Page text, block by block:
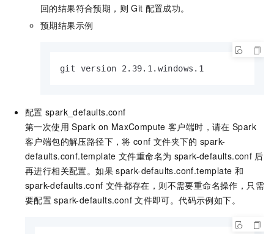
回的结果符合预期，则 Git 配置成功。
预期结果示例
git version 2.39.1.windows.1
配置 spark_defaults.conf
第一次使用 Spark on MaxCompute 客户端时，请在 Spark
客户端包的解压路径下，将 conf 文件夹下的 spark-
defaults.conf.template 文件重命名为 spark-defaults.conf 后
再进行相关配置。如果 spark-defaults.conf.template 和
spark-defaults.conf 文件都存在，则不需要重命名操作，只需
要配置 spark-defaults.conf 文件即可。代码示例如下。